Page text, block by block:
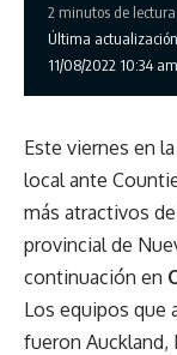
Última
11/08/2022 10:34 am
2 minutos de lectura
Este viernes en
local ante
más atractivos
provincial de
continuación en
Los equipos que
fueron Auckland,